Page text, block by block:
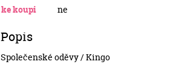
ke koupi
ne
Popis
Společenské oděvy / Kingo